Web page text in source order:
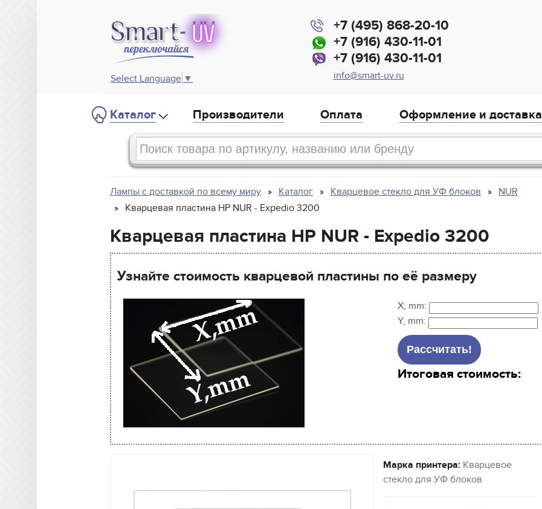
Select Language ▼
+7 (495) 868-20-10
+7 (916) 430-11-01
+7 (916) 430-11-01
info@smart-uv.ru
Каталог Производители Оплата Оформление и доставка
Лампы с доставкой по всему миру Каталог Кварцевое стекло для УФ блоков
NUR
Кварцевая пластина HP NUR - Expedio 3200
Кварцевая пластина HP NUR - Expedio 3200
Узнайте стоимость кварцевой пластины по её размеру
X, mm:
Y, mm:
Итоговая стоимость:
Марка принтера: Кварцевое
стекло для УФ блоков